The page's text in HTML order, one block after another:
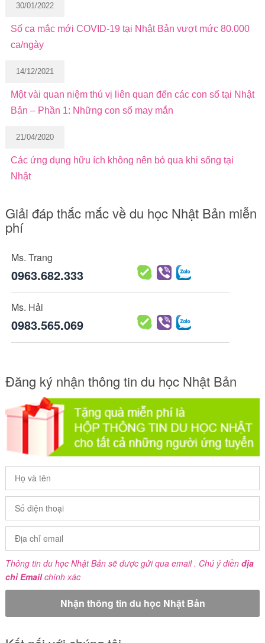
30/01/2022
Số ca mắc mới COVID-19 tại Nhật Bản vượt mức 80.000
ca/ngày
14/12/2021
Một vài quan niệm thú vị liên quan đến các con số tại Nhật
Bản – Phần 1: Những con số may mắn
21/04/2020
Các ứng dụng hữu ích không nên bỏ qua khi sống tại
Nhật
Giải đáp thắc mắc về du học Nhật Bản miễn
phí
Ms. Trang
0963.682.333
Ms. Hải
0983.565.069
Đăng ký nhận thông tin du học Nhật Bản
Thông tin du học Nhật Bản sẽ được gửi qua email . Chú ý điền địa
chỉ Emailchính xác